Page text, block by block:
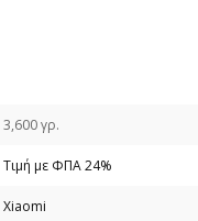
3,600 γρ.
Τιμή με ΦΠΑ 24%
Xiaomi